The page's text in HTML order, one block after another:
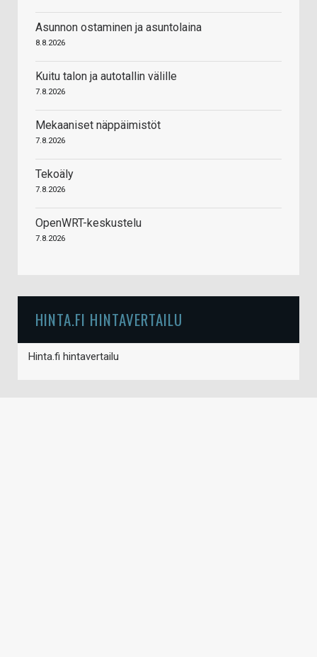
Asunnon ostaminen ja asuntolaina
8.8.2026
Kuitu talon ja autotallin välille
7.8.2026
Mekaaniset näppäimistöt
7.8.2026
Tekoäly
7.8.2026
OpenWRT-keskustelu
7.8.2026
HINTA.FI HINTAVERTAILU
Hinta.fi hintavertailu